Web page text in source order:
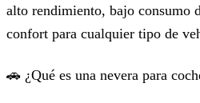
alto rendimiento, bajo consumo
confort para cualquier tipo de
🚗 ¿Qué es una nevera para